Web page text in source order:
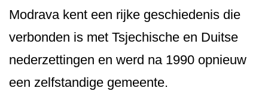
Modrava kent een rijke geschiedenis die
verbonden is met Tsjechische en Duitse
nederzettingen en werd na 1990 opnieuw
een zelfstandige gemeente.